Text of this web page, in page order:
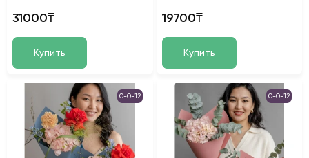
31000₸
Купить
19700₸
Купить
0-0-12 0-0-12